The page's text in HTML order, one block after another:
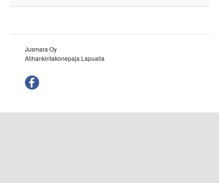
Jusmara Oy
Alihankintakonepaja Lapualla